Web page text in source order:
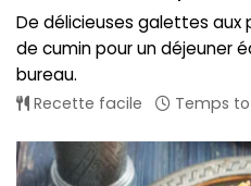
De délicieuses galettes
de cumin pour un déjeuner
bureau.
Recette facile Temps